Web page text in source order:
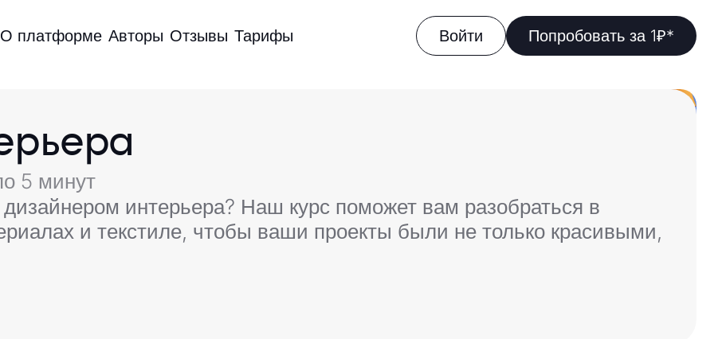
О платформе Авторы Отзывы Тарифы Войти Попробовать за 1₽*
5 минут
интерьера? Наш курс поможет вам разобраться в
и текстиле, чтобы ваши проекты были не только красивыми,